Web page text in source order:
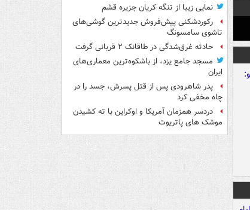
نمایی زیبا از تنگه کریان جزیره قشم
رکوردشکنی پیش‌فروش جدیدترین گوشی‌های
تاشوی سامسونگ
حادثه غرق‌شدگی در طاقانک ۲ قربانی گرفت
مسجد جامع یزد، از باشکوه‌ترین معماری‌های
ایران
پدر شاهرودی پس از قتل پسرش، جسد را در
چاه مخفی کرد
دردسر همزمان آمریکا و اوکراین با ته کشیدن
موشک های پاتریوت